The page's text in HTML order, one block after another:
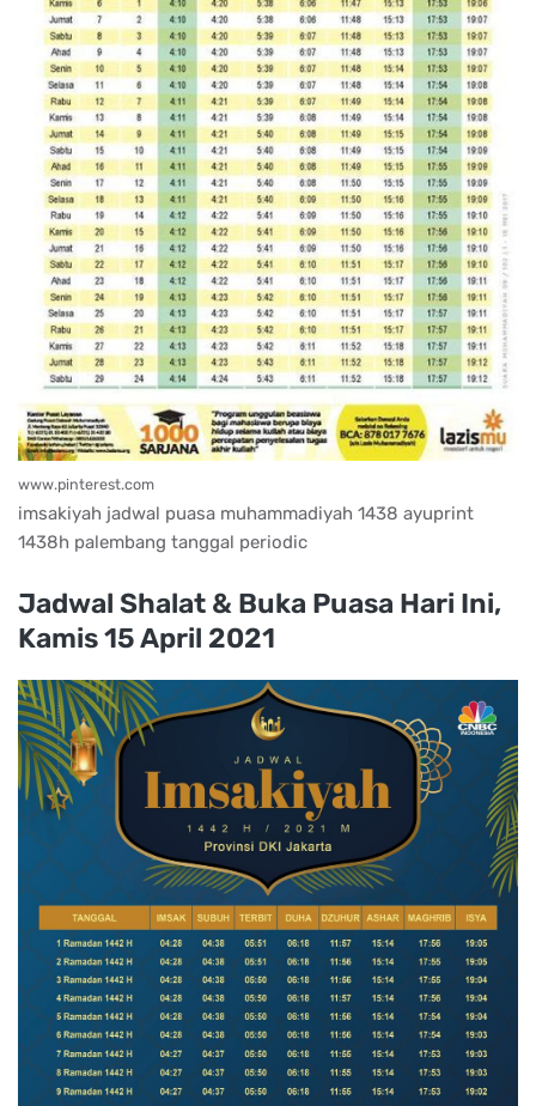
www.pinterest.com
imsakiyah jadwal puasa muhammadiyah 1438 ayuprint
1438h palembang tanggal periodic
Jadwal Shalat & Buka Puasa Hari Ini,
Kamis 15 April 2021